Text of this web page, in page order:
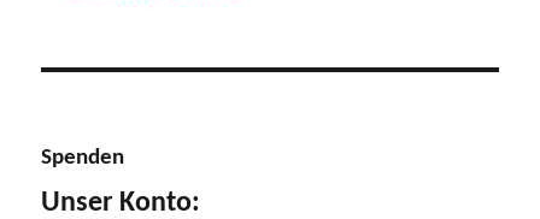
Spenden
Unser Konto: